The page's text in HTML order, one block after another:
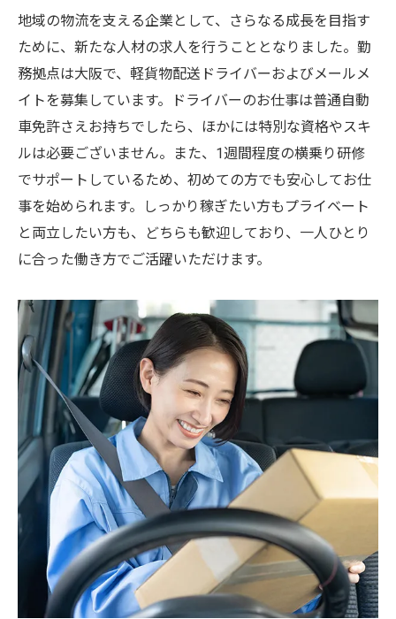
地域の物流を支える企業として、さらなる成長を目指す
ために、新たな人材の求人を行うこととなりました。勤
務拠点は大阪で、軽貨物配送ドライバーおよびメールメ
イトを募集しています。ドライバーのお仕事は普通自動
車免許さえお持ちでしたら、ほかには特別な資格やスキ
ルは必要ございません。また、1週間程度の横乗り研修
でサポートしているため、初めての方でも安心してお仕
事を始められます。しっかり稼ぎたい方もプライベート
と両立したい方も、どちらも歓迎しており、一人ひとり
に合った働き方でご活躍いただけます。